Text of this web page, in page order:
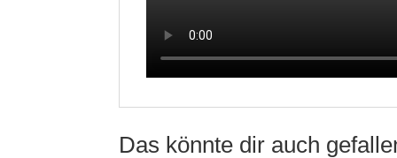
Das könnte dir auch